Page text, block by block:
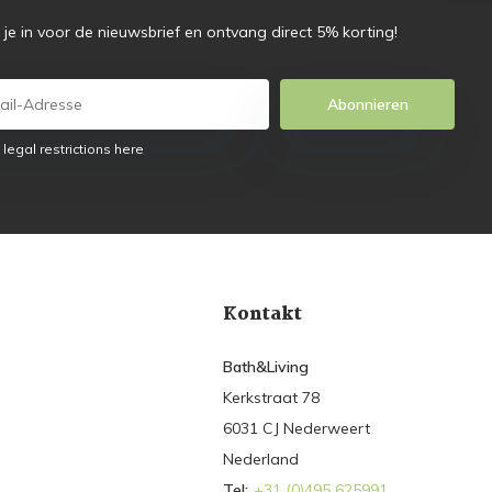
je in voor de nieuwsbrief en ontvang direct 5% korting!
Abonnieren
legal restrictions here
Kontakt
Bath&Living
Kerkstraat 78
6031 CJ Nederweert
Nederland